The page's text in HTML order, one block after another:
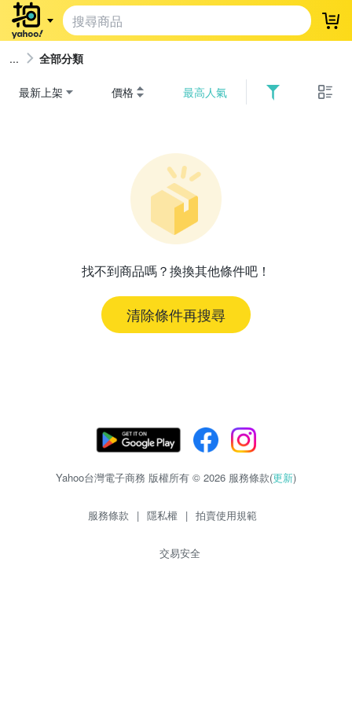
登
全部分類
最新上架 價格 最高人氣
找不到商品嗎？換換其他條件吧！
清除條件再搜尋
Yahoo台灣電子商務 版權所有 © 2026 服務條款(更新)
服務條款 | 隱私權 | 拍賣使用規範
交易安全